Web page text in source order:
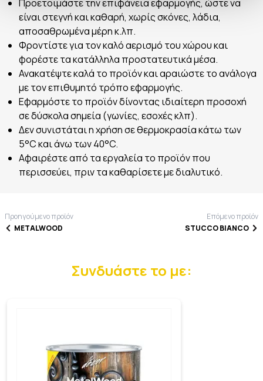
Προετοιμάστε την επιφάνεια εφαρμογής, ώστε να
είναι στεγνή και καθαρή, χωρίς σκόνες, λάδια,
αποσαθρωμένα μέρη κ.λπ.
Φροντίστε για τον καλό αερισμό του χώρου και
φορέστε τα κατάλληλα προστατευτικά μέσα.
Ανακατέψτε καλά το προϊόν και αραιώστε το ανάλογα
με τον επιθυμητό τρόπο εφαρμογής.
Εφαρμόστε το προϊόν δίνοντας ιδιαίτερη προσοχή
σε δύσκολα σημεία (γωνίες, εσοχές κλπ).
Δεν συνιστάται η χρήση σε θερμοκρασία κάτω των
5°C και άνω των 40°C.
Αφαιρέστε από τα εργαλεία το προϊόν που
περισσεύει, πριν τα καθαρίσετε με διαλυτικό.
Προηγούμενο προϊόν
METALWOOD
Επόμενο προϊόν
STUCCO BIANCO
Συνδυάστε το με: